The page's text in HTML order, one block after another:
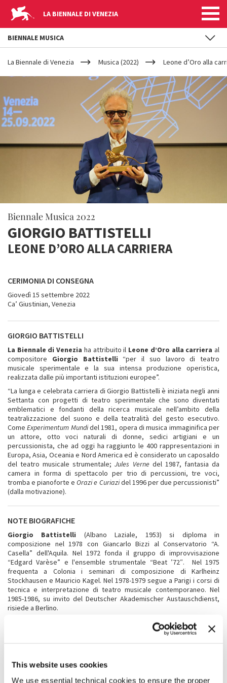
This website uses cookies
We use essential technical cookies to ensure the proper
LA BIENNALE DI VENEZIA
YOUR
ARE
HERE
La Biennale di Venezia Musica (2022) Leone d’Oro alla
Biennale Musica 2022
GIORGIO BATTISTELLI
LEONE D’ORO ALLA CARRIERA
CERIMONIA DI CONSEGNA
Giovedì 15 settembre 2022
Ca’ Giustinian, Venezia
GIORGIO BATTISTELLI
La Biennale di Venezia ha attribuito il Leone d’Oro alla carriera al
compositore Giorgio Battistelli “per il suo lavoro di teatro
musicale sperimentale e la sua intensa produzione operistica,
realizzata dalle più importanti istituzioni europee”.
“La lunga e celebrata carriera di Giorgio Battistelli è iniziata negli anni
Settanta con progetti di teatro sperimentale che sono diventati
emblematici e fondanti della ricerca musicale nell’ambito della
teatralizzazione del suono e della teatralità del gesto esecutivo.
ComeExperimentum Mundidel 1981, opera di musica immaginifica per
un attore, otto voci naturali di donne, sedici artigiani e un
percussionista, che ad oggi ha raggiunto le 400 rappresentazioni in
Europa, Asia, Oceania e Nord America ed è considerato un caposaldo
del teatro musicale strumentale;Jules Vernedel 1987, fantasia da
camera in forma di spettacolo per trio di percussioni, tre voci,
tromba e pianoforte eOrazi e Curiazidel 1996 per due percussionisti”
(dalla motivazione).
NOTE BIOGRAFICHE
Giorgio Battistelli (Albano Laziale, 1953) si diploma in
composizione nel 1978 con Giancarlo Bizzi al Conservatorio “A.
Casella” dell'Aquila. Nel 1972 fonda il gruppo di improvvisazione
“Edgard Varèse” e l'ensemble strumentale “Beat ’72″. Nel 1975
frequenta a Colonia i seminari di composizione di Karlheinz
Stockhausen e Mauricio Kagel. Nel 1978-1979 segue a Parigi i corsi di
tecnica e interpretazione di teatro musicale contemporaneo. Nel
1985-1986, su invito del Deutscher Akademischer Austauschdienst,
risiede a Berlino.
Fra i titoli significativi della sua intensa produzione teatrale figurano:
, coproduzione del Maggio Musicale Fiorentino e Biennale di
Strasburgo. Nel 2002 va in scena
Nationaltheater di Mannheim con la direzione di Ádám Fischer e la
BIENNALE MUSICA